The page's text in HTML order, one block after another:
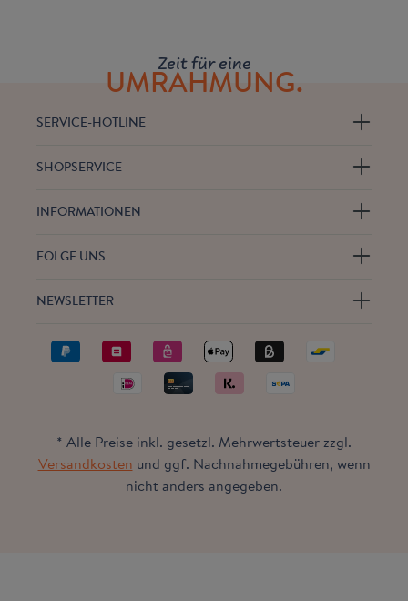
Zeit für eine
UMRAHMUNG.
SERVICE-HOTLINE
SHOPSERVICE
INFORMATIONEN
FOLGE UNS
NEWSLETTER
* Alle Preise inkl. gesetzl. Mehrwertsteuer zzgl.
Versandkosten und ggf. Nachnahmegebühren, wenn
nicht anders angegeben.